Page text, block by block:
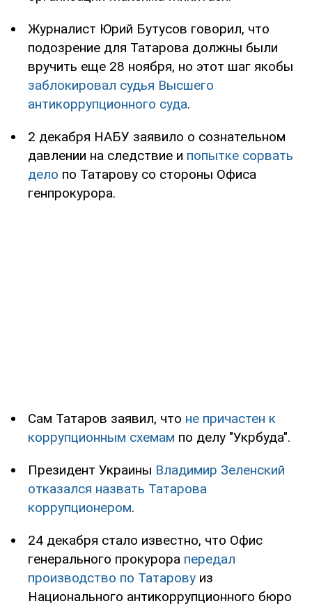
Журналист Юрий Бутусов говорил, что
подозрение для Татарова должны были
вручить еще 28 ноября, но этот шаг якобы
заблокировал судья Высшего
антикоррупционного суда.
2 декабря НАБУ заявило о сознательном
давлении на следствие и попытке сорвать
дело по Татарову со стороны Офиса
генпрокурора.
Сам Татаров заявил, что не причастен к
коррупционным схемам по делу "Укрбуда".
Президент Украины Владимир Зеленский
отказался назвать Татарова
коррупционером.
24 декабря стало известно, что Офис
генерального прокурора передал
производство по Татарову из
Национального антикоррупционного бюро